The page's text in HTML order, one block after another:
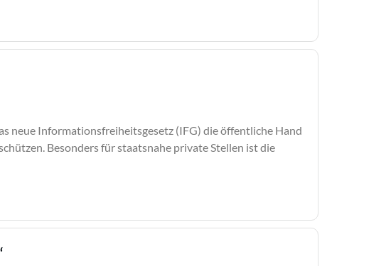
neue Informationsfreiheitsgesetz (IFG) die öffentliche Hand
Besonders für staatsnahe private Stellen ist die